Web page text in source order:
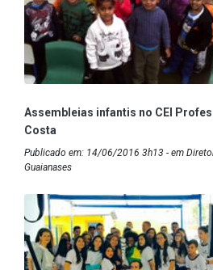
Assembleias infantis no CEI
Costa
Publicado em: 14/06/2016 3h13 - em
Guaianases